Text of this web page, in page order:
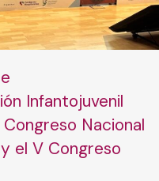
Infantojuvenil
Nacional
el V Congreso